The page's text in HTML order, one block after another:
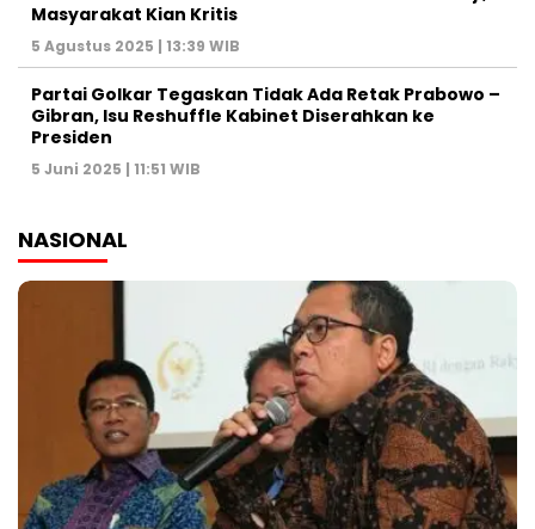
Masyarakat Kian Kritis
5 Agustus 2025 | 13:39 WIB
Partai Golkar Tegaskan Tidak Ada Retak Prabowo –
Gibran, Isu Reshuffle Kabinet Diserahkan ke
Presiden
5 Juni 2025 | 11:51 WIB
NASIONAL